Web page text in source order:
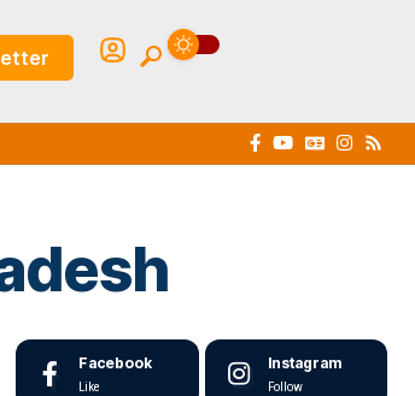
Facebook
Like
Instagram
Follow